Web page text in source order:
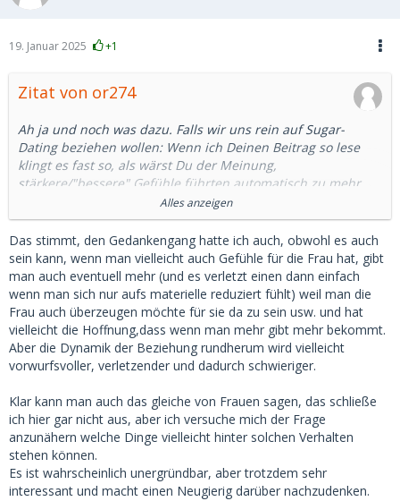
19. Januar 2025 +1
Zitat von or274
Ah ja und noch was dazu. Falls wir uns rein auf Sugar-
Dating beziehen wollen: Wenn ich Deinen Beitrag so lese
klingt es fast so, als wärst Du der Meinung,
stärkere/"bessere" Gefühle führten automatisch zu mehr
Unterstützung. Ich sehe das in diesem Kontext überhaupt
nicht so, sondern da kommt etwas ganz Paradoxes ins Spiel.
Je mehr das ganze klar einfach nur ein Geschäft ist und je
weniger Gefühle im Spiel sind, desto einfacher ist es für
mich alles mit Geld abzugelten. Ich bezahl die Zeit, hab
meinen Spass und die Sache ist erledigt. Je besser die Zeit,
desto besser die Bezahlung.
Je mehr Gefühle ich aber für ein SB entwickle, desto mehr
habe ich die Sehnsucht, für dieses SB auch etwas ganz
Besonderes sein zu wollen. Ich habe dann die Hoffnung,
dass sie die Zeit mit mir auch geniesst. Und desto
demütigender wird es dann, das Geld zu geben, weil jede
Bezahlung und jedes teure Geschenk mich daran erinnert,
dass sie mit mir die Zeit nicht verbringen würde wenn ich
sie nicht dafür entschädigen würde, was sehr verletzend ist
Alles anzeigen
Das stimmt, den Gedankengang hatte ich auch, obwohl es auch
sein kann, wenn man vielleicht auch Gefühle für die Frau hat, gibt
man auch eventuell mehr (und es verletzt einen dann einfach
wenn man sich nur aufs materielle reduziert fühlt) weil man die
Frau auch überzeugen möchte für sie da zu sein usw. und hat
vielleicht die Hoffnung,dass wenn man mehr gibt mehr bekommt.
Aber die Dynamik der Beziehung rundherum wird vielleicht
vorwurfsvoller, verletzender und dadurch schwieriger.
Klar kann man auch das gleiche von Frauen sagen, das schließe
ich hier gar nicht aus, aber ich versuche mich der Frage
anzunähern welche Dinge vielleicht hinter solchen Verhalten
stehen können.
Es ist wahrscheinlich unergründbar, aber trotzdem sehr
interessant und macht einen Neugierig darüber nachzudenken.